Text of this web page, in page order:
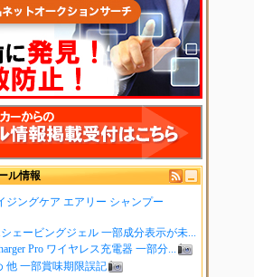
ル情報
ジングケア エアリー シャンプー
ェービングジェル 一部成分表示が未...
Pro ワイヤレス充電器 一部分...
他 一部賞味期限誤記